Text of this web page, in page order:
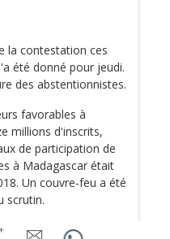
la contestation ces
été donné pour jeudi.
des abstentionnistes.
favorables à
millions d'inscrits,
de participation de
à Madagascar était
Un couvre-feu a été
scrutin.